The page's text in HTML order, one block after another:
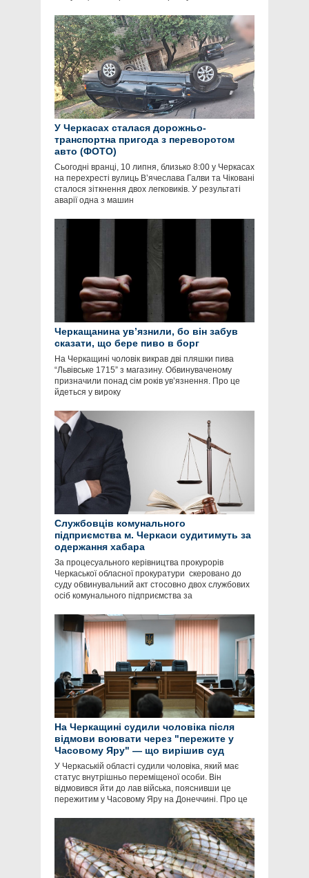
У Черкасах сталася дорожньо-
транспортна пригода з переворотом
авто (ФОТО)
Сьогодні вранці, 10 липня, близько 8:00 у Черкасах
на перехресті вулиць В’ячеслава Галви та Чіковані
сталося зіткнення двох легковиків. У результаті
аварії одна з машин
Черкащанина ув’язнили, бо він забув
сказати, що бере пиво в борг
На Черкащині чоловік викрав дві пляшки пива
“Львівське 1715” з магазину. Обвинуваченому
призначили понад сім років ув’язнення. Про це
йдеться у вироку
Службовців комунального
підприємства м. Черкаси судитимуть за
одержання хабара
За процесуального керівництва прокурорів
Черкаської обласної прокуратури скеровано до
суду обвинувальний акт стосовно двох службових
осіб комунального підприємства за
На Черкащині судили чоловіка після
відмови воювати через "пережите у
Часовому Яру" — що вирішив суд
У Черкаській області судили чоловіка, який має
статус внутрішньо переміщеної особи. Він
відмовився йти до лав війська, пояснивши це
пережитим у Часовому Яру на Донеччині. Про це